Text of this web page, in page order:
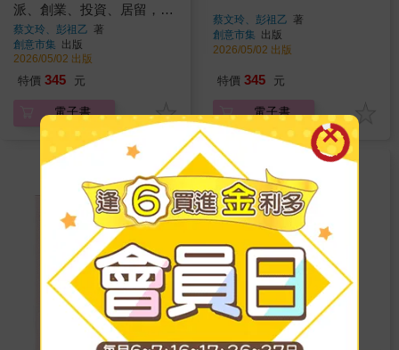
派、創業、投資、居留，赴
美布局完全攻略
蔡文玲、彭祖乙 著
創意市集 出版
2026/05/02 出版
特價 345 元
電子書
蔡文玲、彭祖乙 著
創意市集 出版
2026/05/02 出版
特價 345 元
電子書